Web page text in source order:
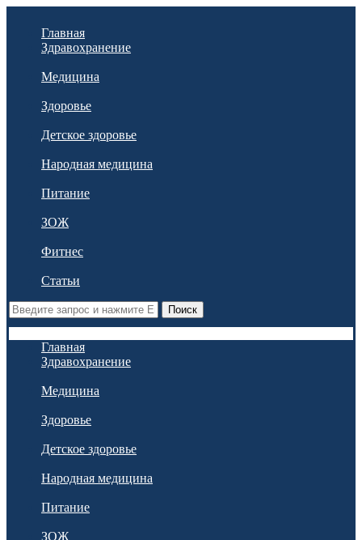
Главная
Здравохранение
Медицина
Здоровье
Детское здоровье
Народная медицина
Питание
ЗОЖ
Фитнес
Статьи
Поиск
Главная
Здравохранение
Медицина
Здоровье
Детское здоровье
Народная медицина
Питание
ЗОЖ